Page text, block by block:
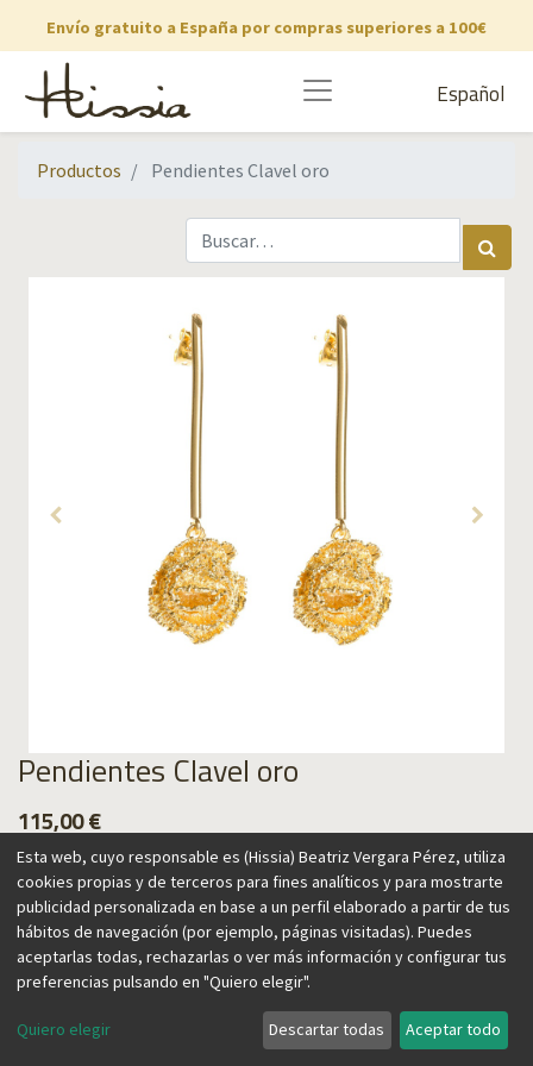
Envío gratuito a España por compras superiores a 100€
Español
Productos Pendientes Clavel oro
Pendientes Clavel oro
115,00€
Agregar al carrito
Nuestros pendientes Clavel capturan la belleza de esta flor,
Esta web, cuyo responsable es (Hissia) Beatriz Vergara Pérez, utiliza
cookies propias y de terceros para fines analíticos y para mostrarte
publicidad personalizada en base a un perfil elaborado a partir de tus
hábitos de navegación (por ejemplo, páginas visitadas). Puedes
aceptarlas todas, rechazarlas o ver más información y configurar tus
preferencias pulsando en "Quiero elegir".
Quiero elegir Descartar todas Aceptar todo